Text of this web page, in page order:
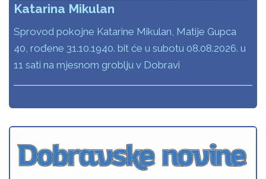
Katarina Mikulan
Sprovod pokojne Katarine Mikulan, Matije Gupca
40, rođene 31.10.1940. bit će u subotu 08.08.2026. u
11 sati na mjesnom groblju v Dobravi